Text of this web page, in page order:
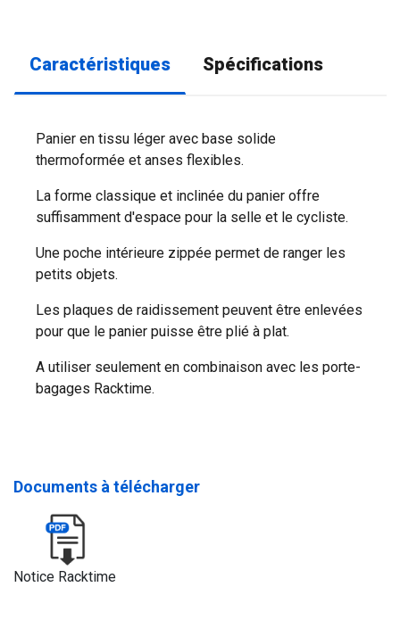
Caractéristiques Spécifications
Panier en tissu léger avec base solide
thermoformée et anses flexibles.
La forme classique et inclinée du panier offre
suffisamment d'espace pour la selle et le cycliste.
Une poche intérieure zippée permet de ranger les
petits objets.
Les plaques de raidissement peuvent être enlevées
pour que le panier puisse être plié à plat.
A utiliser seulement en combinaison avec les porte-
bagages Racktime.
Documents à télécharger
Notice Racktime